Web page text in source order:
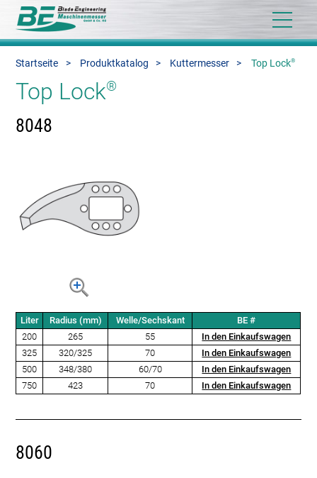
Startseite Produktkatalog Kuttermesser Top Lock®
Top Lock®
8048
Liter Radius (mm) Welle/Sechskant
BE #
200
265 55
In den Einkaufswagen
325
320/325 70
In den Einkaufswagen
500
348/380 60/70
In den Einkaufswagen
750
423 70 In den Einkaufswagen
8060